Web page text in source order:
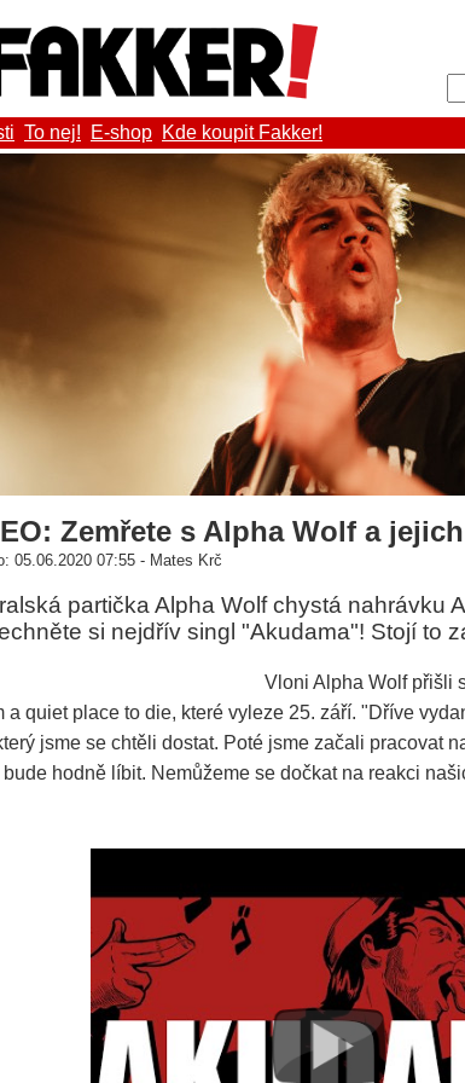
To nej! E-shop Kde koupit Fakker!
Zemřete s Alpha Wolf a
05.06.2020 07:55 - Mates Krč
partička Alpha Wolf chystá nahrávku
si nejdřív singl "Akudama"! Stojí to
Vloni Alpha Wolf přišli
a quiet place to die, které vyleze 25. září. "Dříve
jsme se chtěli dostat. Poté jsme začali pracovat
bude hodně líbit. Nemůžeme se dočkat na reakci